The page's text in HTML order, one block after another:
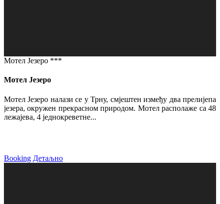
Мотел Језеро ***
Мотел Језеро
Мотел Језеро налази се у Трну, смјештен између два прелијепа
језера, окружен прекрасном природом. Мотел располаже са 48
лежајева, 4 једнокреветне...
Booking Детаљно